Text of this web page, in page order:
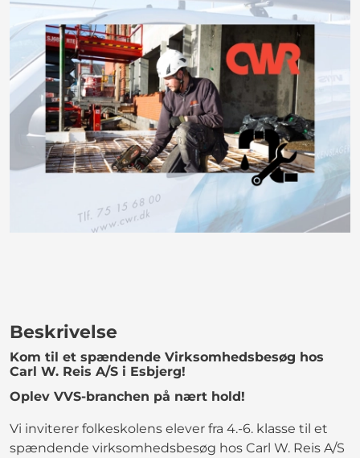
Beskrivelse
Kom til et spændende Virksomhedsbesøg hos
Carl W. Reis A/S i Esbjerg!
Oplev VVS-branchen på nært hold!
Vi inviterer folkeskolens elever fra 4.-6. klasse til et
spændende virksomhedsbesøg hos Carl W. Reis A/S